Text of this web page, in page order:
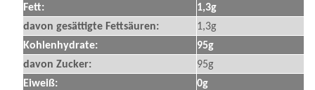
Fett:
1,3g
davon gesättigte Fettsäuren:
1,3g
Kohlenhydrate:
95g
davon Zucker:
95g
Eiweiß:
0g